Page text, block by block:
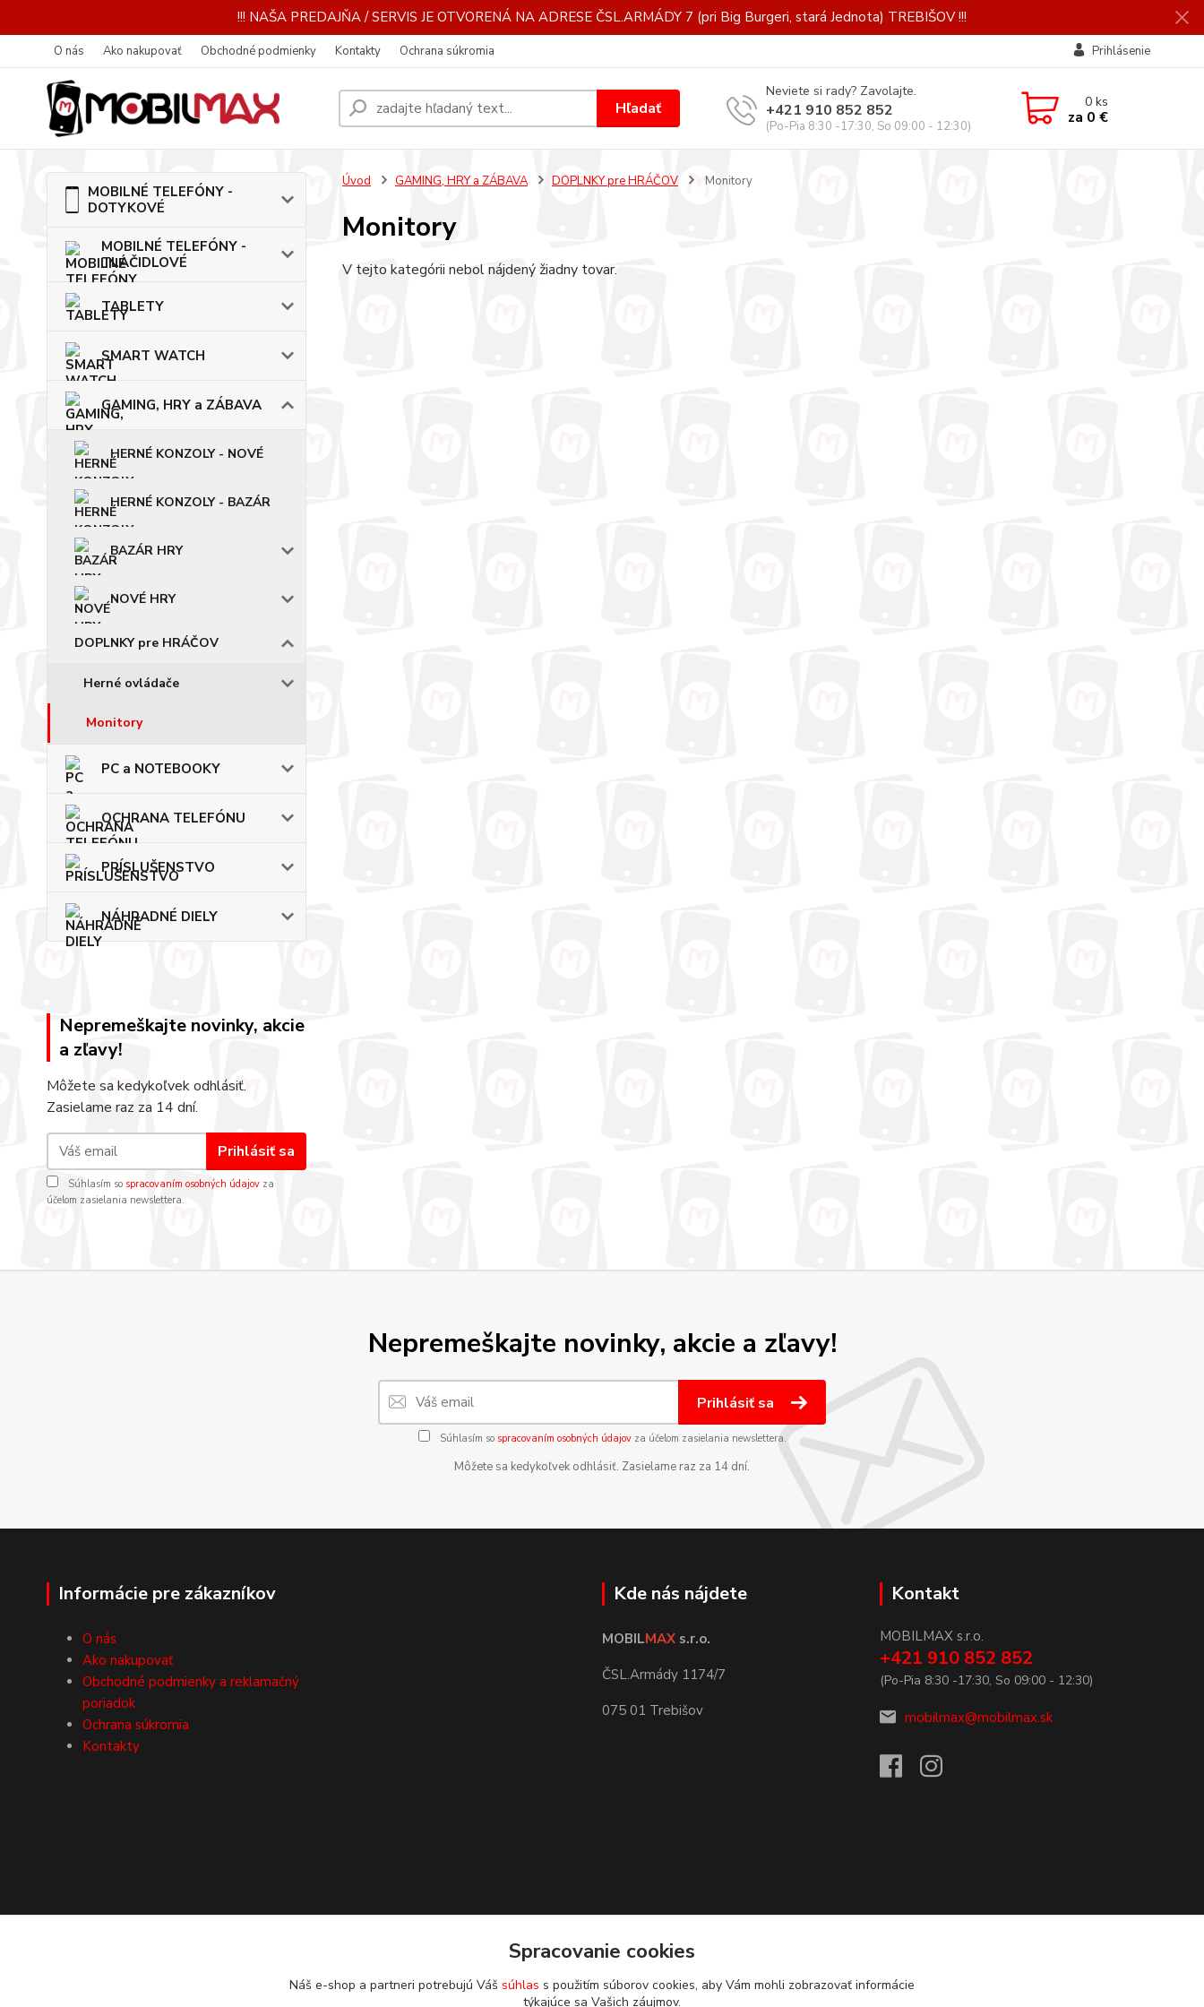
!!! NAŠA PREDAJŇA / SERVIS JE OTVORENÁ NA ADRESE ČSL.ARMÁDY 7 (pri Big Burgeri, stará Jednota) TREBIŠOV !!!
O nás Ako nakupovať Obchodné podmienky Kontakty Ochrana súkromia Prihlásenie
Hľadať
Neviete si rady? Zavolajte.
+421 910 852 852
(Po-Pia 8:30 -17:30, So 09:00 - 12:30)
0ks
za 0 €
MOBILNÉ TELEFÓNY -
DOTYKOVÉ
MOBILNÉ TELEFÓNY -
TLAČIDLOVÉ
TABLETY
SMART WATCH
GAMING, HRY a ZÁBAVA
HERNÉ KONZOLY - NOVÉ
HERNÉ KONZOLY - BAZÁR
BAZÁR HRY
NOVÉ HRY
DOPLNKY pre HRÁČOV
Herné ovládače
Monitory
PC a NOTEBOOKY
OCHRANA TELEFÓNU
PRÍSLUŠENSTVO
NÁHRADNÉ DIELY
Nepremeškajte novinky, akcie
a zľavy!
Môžete sa kedykoľvek odhlásiť.
Zasielame raz za 14 dní.
Prihlásiť sa
Súhlasím so spracovaním osobných údajov za
účelom zasielania newslettera.
Úvod GAMING, HRY a ZÁBAVA DOPLNKY pre HRÁČOV Monitory
Monitory
V tejto kategórii nebol nájdený žiadny tovar.
Nepremeškajte novinky, akcie a zľavy!
Prihlásiť sa
Súhlasím so spracovaním osobných údajovza účelom zasielania newslettera.
Môžete sa kedykoľvek odhlásiť. Zasielame raz za 14 dní.
Informácie pre zákazníkov
O nás
Ako nakupovať
Obchodné podmienky a reklamačný
poriadok
Ochrana súkromia
Kontakty
Kde nás nájdete
MOBILMAX s.r.o.
ČSL.Armády 1174/7
075 01 Trebišov
Kontakt
MOBILMAX s.r.o.
+421 910 852 852
(Po-Pia 8:30 -17:30, So 09:00 - 12:30)
mobilmax@mobilmax.sk
Spracovanie cookies
Náš e-shop a partneri potrebujú Váš súhlas s použitím súborov cookies, aby Vám mohli zobrazovať informácie
týkajúce sa Vašich záujmov.